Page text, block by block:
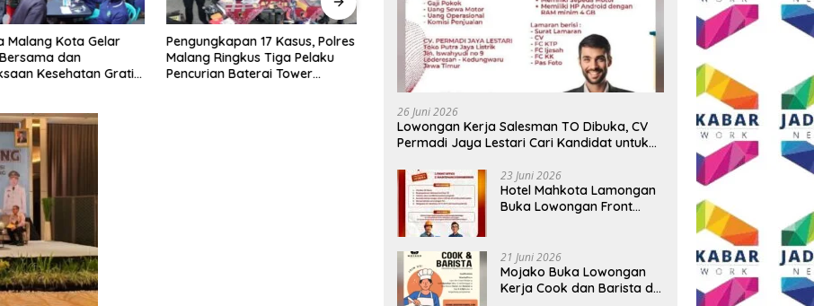
Malang Kota Gelar
dan
Kesehatan Gratis,
Pengungkapan 17 Kasus, Polres
Malang Ringkus Tiga Pelaku
Pencurian Baterai Tower
Semangat HUT ke-81 RI, AKP
Adik Agus Putrawan:
Kemerdekaan Harus Dijaga
dengan Integritas dan Perang
Melawan Narkoba
Tiga BUMD Air Minum Malang
Raya Perkuat Kolaborasi,
Berangkatkan Kontingen
Menuju Seleksi Atlet
26 Juni 2026
Lowongan Kerja Salesman TO Dibuka, CV
Permadi Jaya Lestari Cari Kandidat untuk
23 Juni 2026
Hotel Mahkota Lamongan
Buka Lowongan Front
Syaratnya
21 Juni 2026
Mojako Buka Lowongan
Kerja Cook dan Barista di